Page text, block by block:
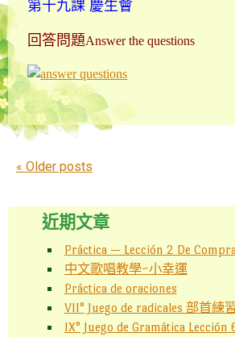
第十九課 慶生會
回答問題Answer the questions
Post navigation
« Older posts
近期文章
Práctica — Lección 2 De
中文歌唱教學~小幸運
Práctica de oraciones
VII° Juego de radicales 部首練
IX° Juego de Gramática Lección